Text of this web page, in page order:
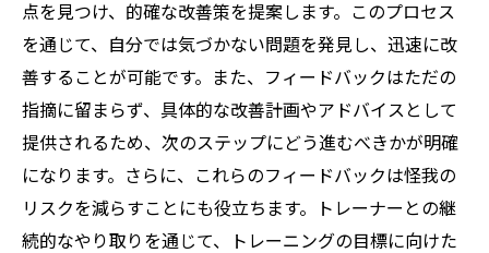
点を見つけ、的確な改善策を提案します。このプロセス
を通じて、自分では気づかない問題を発見し、迅速に改
善することが可能です。また、フィードバックはただの
指摘に留まらず、具体的な改善計画やアドバイスとして
提供されるため、次のステップにどう進むべきかが明確
になります。さらに、これらのフィードバックは怪我の
リスクを減らすことにも役立ちます。トレーナーとの継
続的なやり取りを通じて、トレーニングの目標に向けた